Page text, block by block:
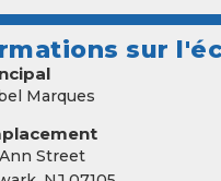
sur
Marques
Street